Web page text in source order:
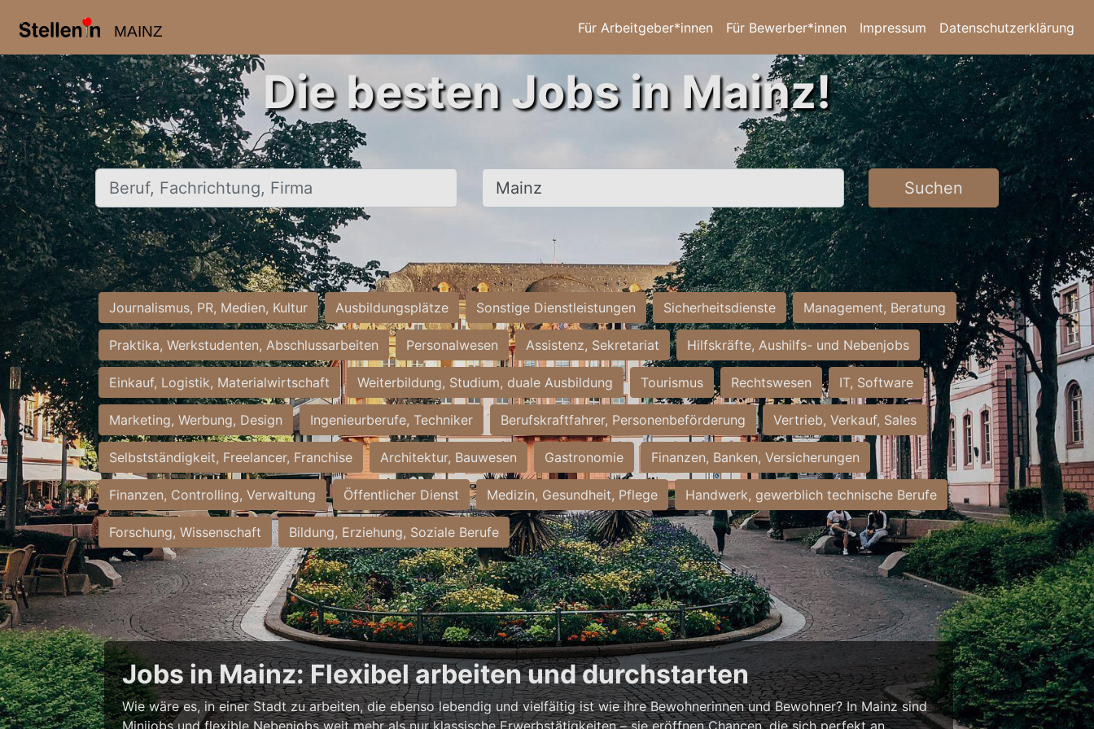
MAINZ Für Arbeitgeber*innen Für Bewerber*innen Impressum Datenschutzerklärung
Die besten Jobs in Mainz!
Beruf, Fachrichtung, Firma Ort, Stadt Suchen
Journalismus, PR, Medien, Kultur Ausbildungsplätze Sonstige Dienstleistungen Sicherheitsdienste Management, Beratung
Praktika, Werkstudenten, Abschlussarbeiten Personalwesen Assistenz, Sekretariat Hilfskräfte, Aushilfs- und Nebenjobs
Einkauf, Logistik, Materialwirtschaft Weiterbildung, Studium, duale Ausbildung Tourismus Rechtswesen IT, Software
Marketing, Werbung, Design Ingenieurberufe, Techniker Berufskraftfahrer, Personenbeförderung Vertrieb, Verkauf, Sales
Selbstständigkeit, Freelancer, Franchise Architektur, Bauwesen Gastronomie Finanzen, Banken, Versicherungen
Finanzen, Controlling, Verwaltung Öffentlicher Dienst Medizin, Gesundheit, Pflege Handwerk, gewerblich technische Berufe
Forschung, Wissenschaft Bildung, Erziehung, Soziale Berufe
Jobs in Mainz: Flexibel arbeiten und durchstarten
Wie wäre es, in einer Stadt zu arbeiten, die ebenso lebendig und vielfältig ist wie ihre Bewohnerinnen und Bewohner? In Mainz sind